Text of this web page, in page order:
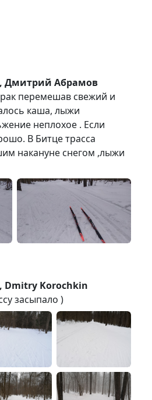
, Дмитрий Абрамов
перемешав свежий и
каша, лыжи
неплохое . Если
В Битце трасса
накануне снегом ,лыжи
, Dmitry Korochkin
засыпало )